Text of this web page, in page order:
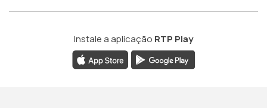
Instale a aplicação RTP Play